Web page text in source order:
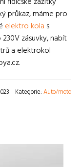
průkaz, máme pro
elektro kola s
zásuvky, nabít
a elektrokol
Kategorie:Auto/moto